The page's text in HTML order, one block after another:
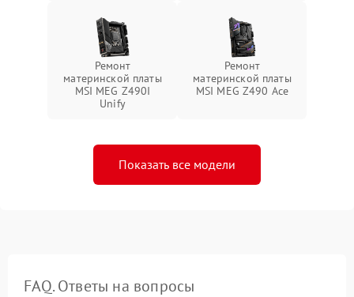
Ремонт
материнской платы
MSI MEG Z490I
Unify
Ремонт
материнской платы
MSI MEG Z490 Ace
Показать все модели
FAQ. Ответы на вопросы